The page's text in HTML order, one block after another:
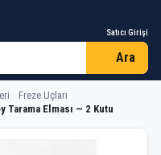
Satıcı Girişi
Ara
Freze Uçları
Tarama Elması — 2 Kutu